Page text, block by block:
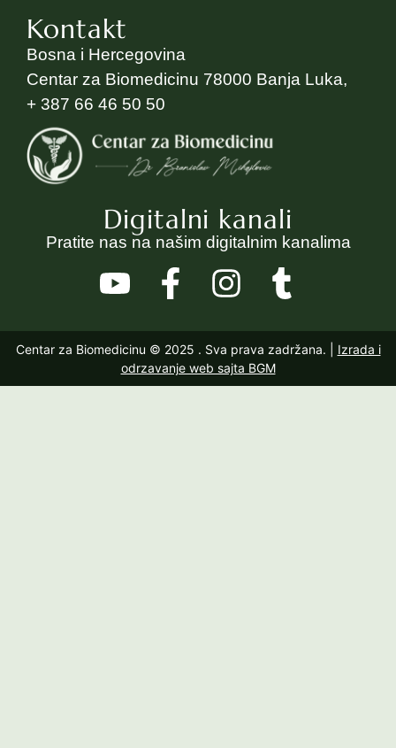
Kontakt
Bosna i Hercegovina
Centar za Biomedicinu 78000 Banja Luka,
+ 387 66 46 50 50
Digitalni kanali
Pratite nas na našim digitalnim kanalima
Centar za Biomedicinu © 2025 . Sva prava zadržana. | Izrada i
odrzavanje web sajta BGM